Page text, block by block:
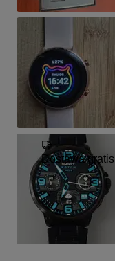
Dostawa gratis